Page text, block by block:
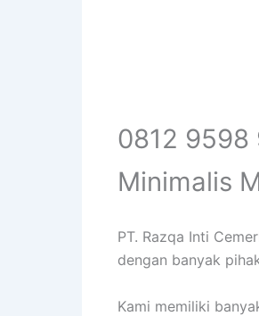
0812 9598
Minimalis
PT. Razqa Inti
dengan banyak
Kami memiliki